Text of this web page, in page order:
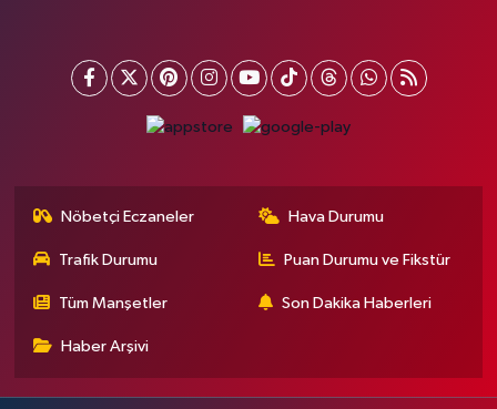
Nöbetçi Eczaneler Hava Durumu
Trafik Durumu Puan Durumu ve Fikstür
Tüm Manşetler Son Dakika Haberleri
Haber Arşivi